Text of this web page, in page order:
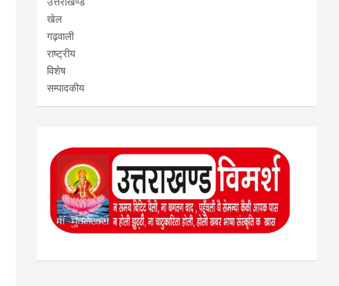
खेल
गढ़वाली
राष्ट्रीय
विशेष
सम्पादकीय